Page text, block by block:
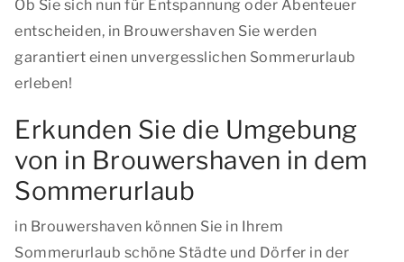
Ob Sie sich nun für Entspannung oder Abenteuer
entscheiden, in Brouwershaven Sie werden
garantiert einen unvergesslichen Sommerurlaub
erleben!
Erkunden Sie die Umgebung
von in Brouwershaven in dem
Sommerurlaub
in Brouwershaven können Sie in Ihrem
Sommerurlaub schöne Städte und Dörfer in der